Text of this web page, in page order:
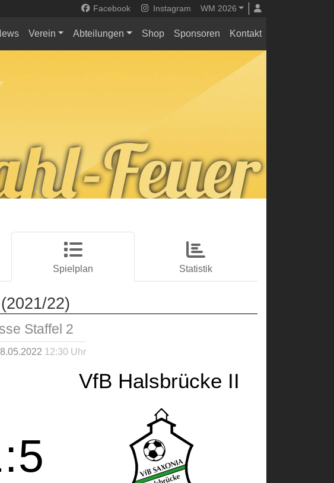
Facebook Instagram WM 2026
Verein Abteilungen Shop Sponsoren Kontakt
Spielplan Statistik
(2021/22)
Staffel 2
12:30 Uhr
VfB Halsbrücke II
:5